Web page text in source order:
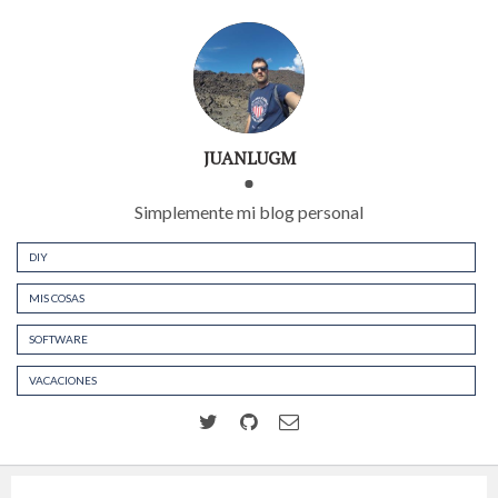
JUANLUGM
Simplemente mi blog personal
DIY
MIS COSAS
SOFTWARE
VACACIONES